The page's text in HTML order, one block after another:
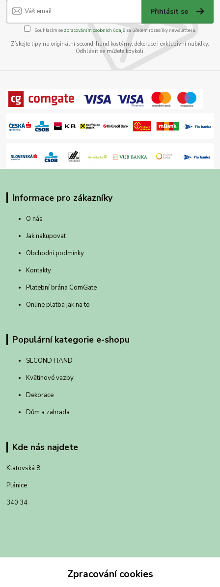
Přihlásit se
Souhlasím se zpracováním osobních údajůza účelem rozesílky newsletteru.
Získejte tipy na originální second-hand kostýmy, dekorace i exkluzivní nabídky.
Odhlásit se můžete kdykoli.
Informace pro zákazníky
O nás
Jak nakupovat
Obchodní podmínky
Kontakty
Platební brána ComGate
Online platba jak na to
Populární kategorie e-shopu
SECOND HAND
Květinové vazby
Dekorace
Dům a zahrada
Kde nás najdete
Klatovská 8
Plánice
340 34
Zpracování cookies